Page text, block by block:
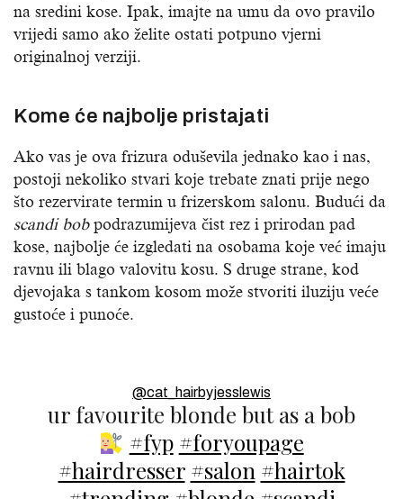
na sredini kose. Ipak, imajte na umu da ovo pravilo
vrijedi samo ako želite ostati potpuno vjerni
originalnoj verziji.
Kome će najbolje pristajati
Ako vas je ova frizura oduševila jednako kao i nas,
postoji nekoliko stvari koje trebate znati prije nego
što rezervirate termin u frizerskom salonu. Budući da
scandi bobpodrazumijeva čist rez i prirodan pad
kose, najbolje će izgledati na osobama koje već imaju
ravnu ili blago valovitu kosu. S druge strane, kod
djevojaka s tankom kosom može stvoriti iluziju veće
gustoće i punoće.
@cat_hairbyjesslewis
ur favourite blonde but as a bob
#fyp #foryoupage
#hairdresser #salon #hairtok